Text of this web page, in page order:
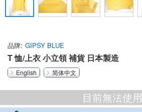
品牌 GIPSY BLUE
T 恤/上衣 小立領 補貨 日本製造
English 简体中文
目前無法使用